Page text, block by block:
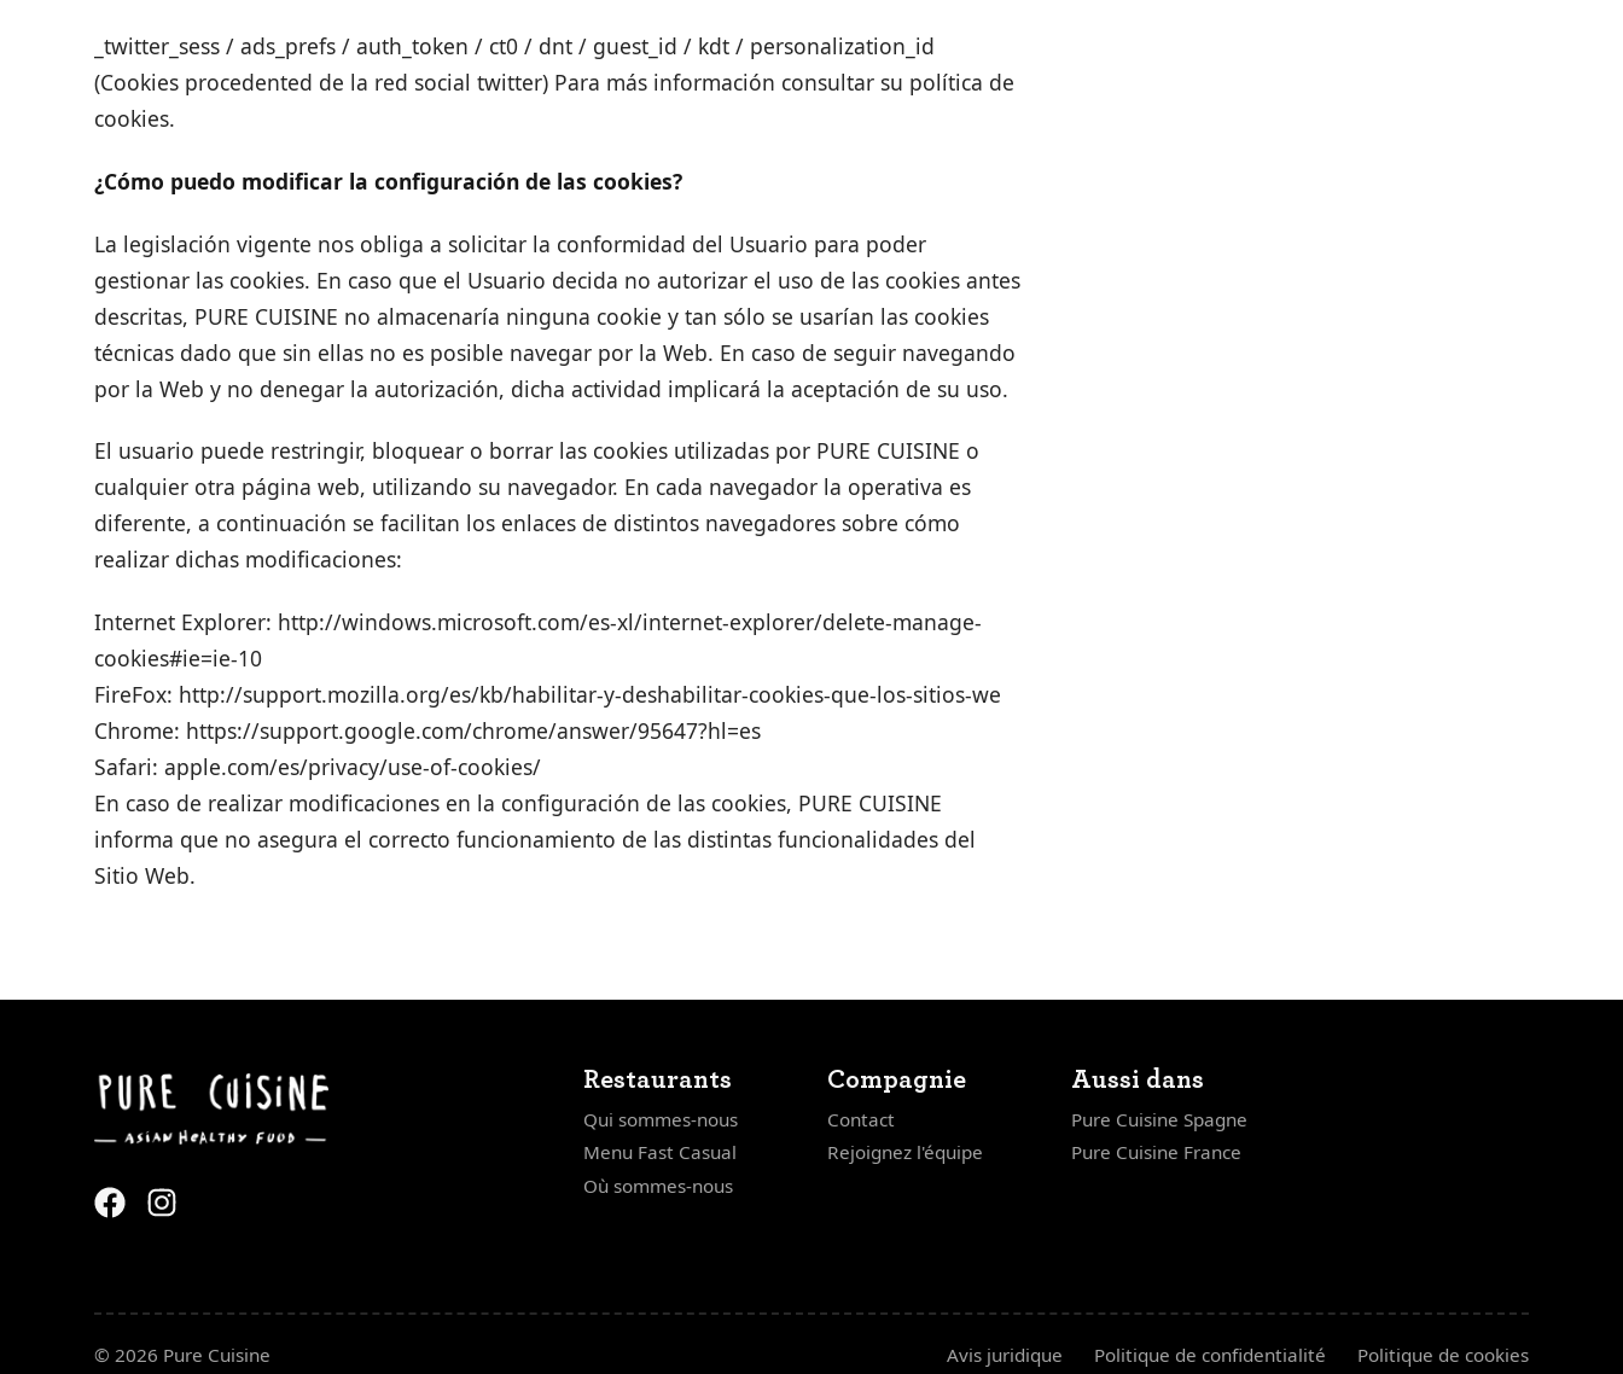
_twitter_sess / ads_prefs / auth_token / ct0 / dnt / guest_id / kdt / personalization_id
(Cookies procedented de la red social twitter) Para más información consultar su política de
cookies.
¿Cómo puedo modificar la configuración de las cookies?
La legislación vigente nos obliga a solicitar la conformidad del Usuario para poder
gestionar las cookies. En caso que el Usuario decida no autorizar el uso de las cookies antes
descritas, PURE CUISINE no almacenaría ninguna cookie y tan sólo se usarían las cookies
técnicas dado que sin ellas no es posible navegar por la Web. En caso de seguir navegando
por la Web y no denegar la autorización, dicha actividad implicará la aceptación de su uso.
El usuario puede restringir, bloquear o borrar las cookies utilizadas por PURE CUISINE o
cualquier otra página web, utilizando su navegador. En cada navegador la operativa es
diferente, a continuación se facilitan los enlaces de distintos navegadores sobre cómo
realizar dichas modificaciones:
Internet Explorer: http://windows.microsoft.com/es-xl/internet-explorer/delete-manage-
cookies#ie=ie-10
FireFox: http://support.mozilla.org/es/kb/habilitar-y-deshabilitar-cookies-que-los-sitios-we
Chrome: https://support.google.com/chrome/answer/95647?hl=es
Safari: apple.com/es/privacy/use-of-cookies/
En caso de realizar modificaciones en la configuración de las cookies, PURE CUISINE
informa que no asegura el correcto funcionamiento de las distintas funcionalidades del
Sitio Web.
Restaurants
Qui sommes-nous
Menu Fast Casual
Où sommes-nous
Compagnie
Contact
Rejoignez l'équipe
Aussi dans
Pure Cuisine Spagne
Pure Cuisine France
© 2026 Pure Cuisine Avis juridique Politique de confidentialité Politique de cookies